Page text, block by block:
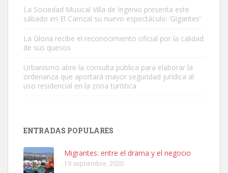
Busco adopción responsable para mi perra. Pastor alemán,
hembra, 4 años. Por motivos personales ...
Leales.org » Gran Canaria
La Sociedad Musical Villa de Ingenio presenta este
sábado en El Carrizal su nuevo espectáculo: ‘Gigantes’
La Gloria recibe el reconocimiento oficial por la calidad
de sus quesos
Urbanismo abre la consulta pública para elaborar la
ordenanza que aportará mayor seguridad jurídica al
uso residencial en la zona turística
ENTRADAS POPULARES
Migrantes: entre el drama y el negocio
19 septiembre, 2020